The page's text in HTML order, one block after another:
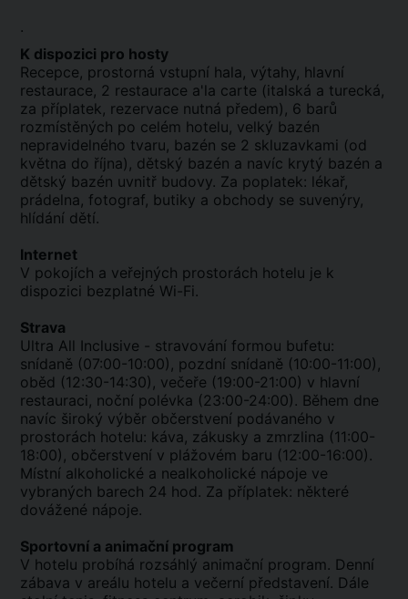
.
K dispozici pro hosty
Recepce, prostorná vstupní hala, výtahy, hlavní
restaurace, 2 restaurace a'la carte (italská a turecká,
za příplatek, rezervace nutná předem), 6 barů
rozmístěných po celém hotelu, velký bazén
nepravidelného tvaru, bazén se 2 skluzavkami (od
května do října), dětský bazén a navíc krytý bazén a
dětský bazén uvnitř budovy. Za poplatek: lékař,
prádelna, fotograf, butiky a obchody se suvenýry,
hlídání dětí.
Internet
V pokojích a veřejných prostorách hotelu je k
dispozici bezplatné Wi-Fi.
Strava
Ultra All Inclusive - stravování formou bufetu:
snídaně (07:00-10:00), pozdní snídaně (10:00-11:00),
oběd (12:30-14:30), večeře (19:00-21:00) v hlavní
restauraci, noční polévka (23:00-24:00). Během dne
navíc široký výběr občerstvení podávaného v
prostorách hotelu: káva, zákusky a zmrzlina (11:00-
18:00), občerstvení v plážovém baru (12:00-16:00).
Místní alkoholické a nealkoholické nápoje ve
vybraných barech 24 hod. Za příplatek: některé
dovážené nápoje.
Sportovní a animační program
V hotelu probíhá rozsáhlý animační program. Denní
zábava v areálu hotelu a večerní představení. Dále